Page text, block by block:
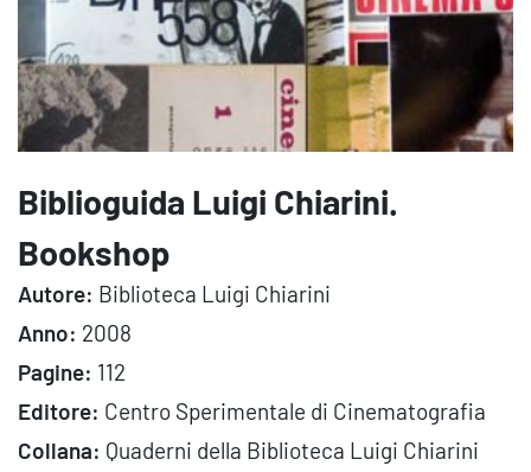
Biblioguida Luigi Chiarini.
Bookshop
Autore: Biblioteca Luigi Chiarini
Anno: 2008
Pagine: 112
Editore: Centro Sperimentale di Cinematografia
Collana: Quaderni della Biblioteca Luigi Chiarini